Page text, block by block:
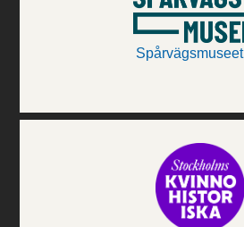
Spårvägsmuseet